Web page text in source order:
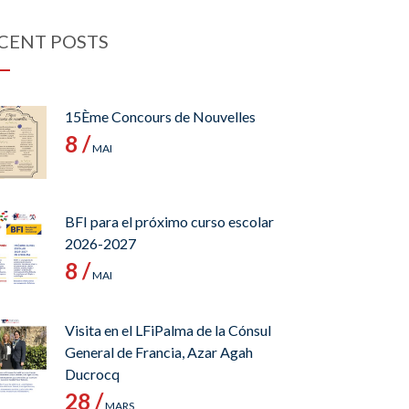
POSTS
15Ème Concours de Nouvelles
8 /MAI
BFI para el próximo curso escolar
2026-2027
8 /MAI
Visita en el LFiPalma de la Cónsul
General de Francia, Azar Agah
Ducrocq
28 /MARS